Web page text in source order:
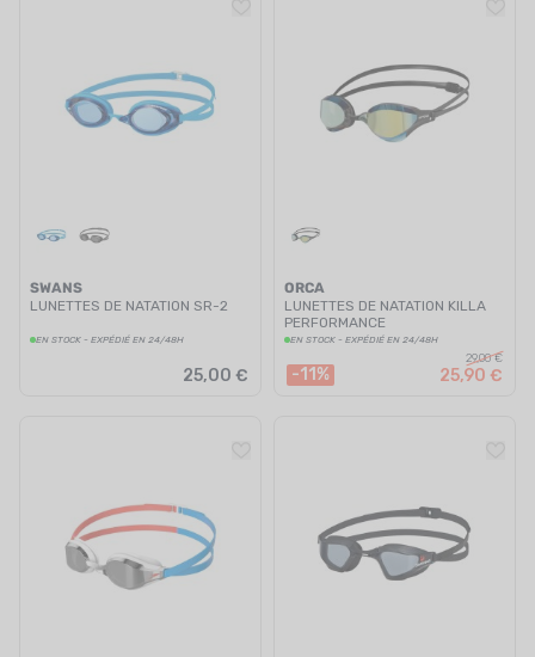
SWANS
LUNETTES DE NATATION SR-2
EN STOCK - EXPÉDIÉ EN 24/48H
25,00 €
ORCA
LUNETTES DE NATATION KILLA
PERFORMANCE
EN STOCK - EXPÉDIÉ EN 24/48H
-11%
29,00 €
25,90 €